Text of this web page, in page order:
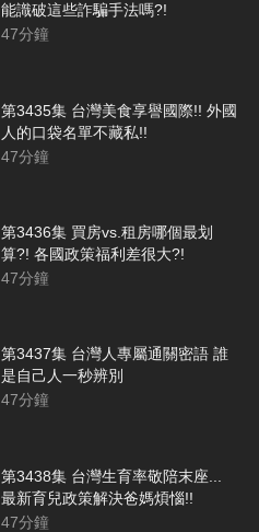
能識破這些詐騙手法嗎?!
47分鐘
第3435集 台灣美食享譽國際!! 外國
人的口袋名單不藏私!!
47分鐘
第3436集 買房vs.租房哪個最划
算?! 各國政策福利差很大?!
47分鐘
第3437集 台灣人專屬通關密語 誰
是自己人一秒辨別
47分鐘
第3438集 台灣生育率敬陪末座...
最新育兒政策解決爸媽煩惱!!
47分鐘